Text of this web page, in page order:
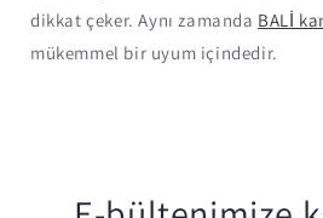
dikkat çeker. Aynı zamanda BALİ
mükemmel bir uyum içindedir.